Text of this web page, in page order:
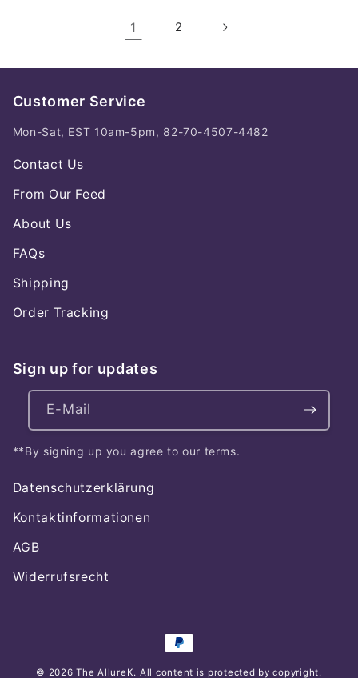
1 2
Customer Service
Mon-Sat, EST 10am-5pm, 82-70-4507-4482
Contact Us
From Our Feed
About Us
FAQs
Shipping
Order Tracking
Sign up for updates
E-Mail
**By signing up you agree to our terms.
Datenschutzerklärung
Kontaktinformationen
AGB
Widerrufsrecht
Zahlungsmethoden
© 2026The AllureK. All content is protected by copyright.